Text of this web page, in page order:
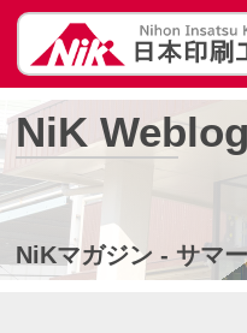
NiK Weblog
NiKマガジン - サマ